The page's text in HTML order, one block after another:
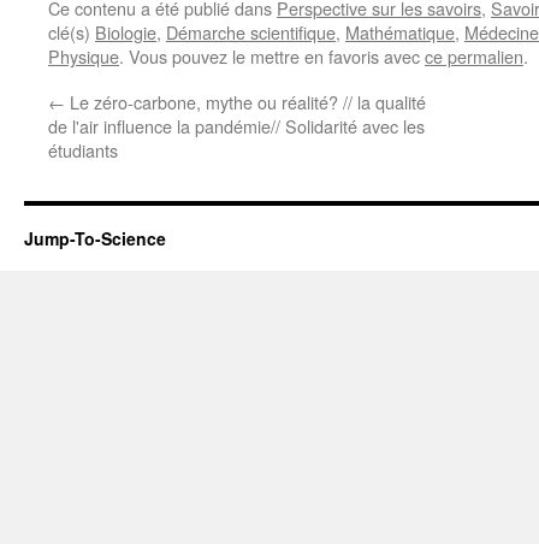
Ce contenu a été publié dans Perspective sur les savoirs,
clé(s) Biologie, Démarche scientifique, Mathématique, Médecine
Physique. Vous pouvez le mettre en favoris avecce permalien.
← Le zéro-carbone, mythe ou réalité? // la qualité
de l'air influence la pandémie// Solidarité avec les
étudiants
Jump-To-Science